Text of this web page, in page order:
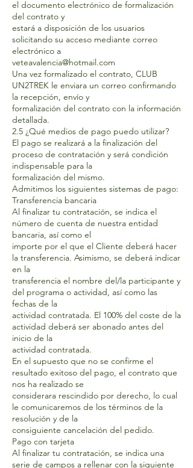
el documento electrónico de formalización
del contrato y
estará a disposición de los usuarios
solicitando su acceso mediante correo
electrónico a
veteavalencia@hotmail.com
Una vez formalizado el contrato, CLUB
UN2TREK le enviara un correo confirmando
la recepción, envío y
formalización del contrato con la información
detallada.
2.5 ¿Qué medios de pago puedo utilizar?
El pago se realizará a la finalización del
proceso de contratación y será condición
indispensable para la
formalización del mismo.
Admitimos los siguientes sistemas de pago:
Transferencia bancaria
Al finalizar tu contratación, se indica el
número de cuenta de nuestra entidad
bancaria, así como el
importe por el que el Cliente deberá hacer
la transferencia. Asimismo, se deberá indicar
en la
transferencia el nombre del/la participante y
del programa o actividad, así como las
fechas de la
actividad contratada. El 100% del coste de la
actividad deberá ser abonado antes del
inicio de la
actividad contratada.
En el supuesto que no se confirme el
resultado exitoso del pago, el contrato que
nos ha realizado se
considerara rescindido por derecho, lo cual
le comunicaremos de los términos de la
resolución y de la
consiguiente cancelación del pedido.
Pago con tarjeta
Al finalizar tu contratación, se indica una
serie de campos a rellenar con la siguiente